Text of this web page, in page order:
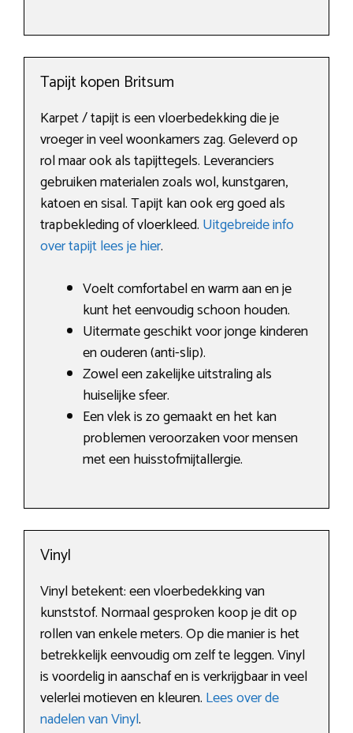
Tapijt kopen Britsum
Karpet / tapijt is een vloerbedekking die je
vroeger in veel woonkamers zag. Geleverd op
rol maar ook als tapijttegels. Leveranciers
gebruiken materialen zoals wol, kunstgaren,
katoen en sisal. Tapijt kan ook erg goed als
trapbekleding of vloerkleed. Uitgebreide info
over tapijt lees je hier.
Voelt comfortabel en warm aan en je
kunt het eenvoudig schoon houden.
Uitermate geschikt voor jonge kinderen
en ouderen (anti-slip).
Zowel een zakelijke uitstraling als
huiselijke sfeer.
Een vlek is zo gemaakt en het kan
problemen veroorzaken voor mensen
met een huisstofmijtallergie.
Vinyl
Vinyl betekent: een vloerbedekking van
kunststof. Normaal gesproken koop je dit op
rollen van enkele meters. Op die manier is het
betrekkelijk eenvoudig om zelf te leggen. Vinyl
is voordelig in aanschaf en is verkrijgbaar in veel
velerlei motieven en kleuren. Lees over de
nadelen van Vinyl.